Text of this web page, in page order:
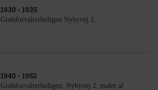
1930 - 1935
Godsforvalterboligen Nybyvej 2.
1940 - 1952
Godsforvalterboligen, Nybyvej 2, malet af